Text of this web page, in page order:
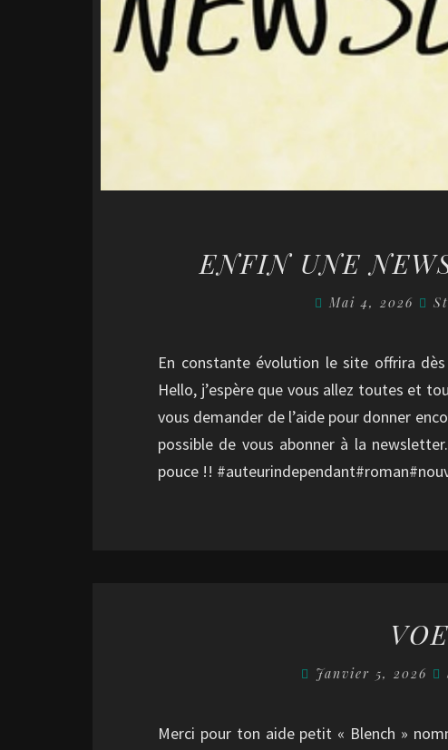
ENFIN UNE
Mai 4, 2026
En constante évolution le site offrira
Hello, j’espère que vous allez toutes et
vous demander de l’aide pour donner
possible de vous abonner à la
pouce !!
Janvier 5, 2026
Merci pour ton aide petit « Blench »